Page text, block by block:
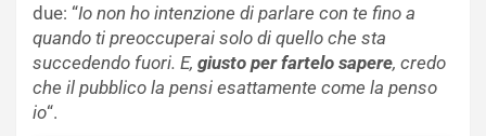
due: “Io non ho intenzione di parlare con te fino a
quando ti preoccuperai solo di quello che sta
succedendo fuori. E, giusto per fartelo sapere, credo
che il pubblico la pensi esattamente come la penso
io“.